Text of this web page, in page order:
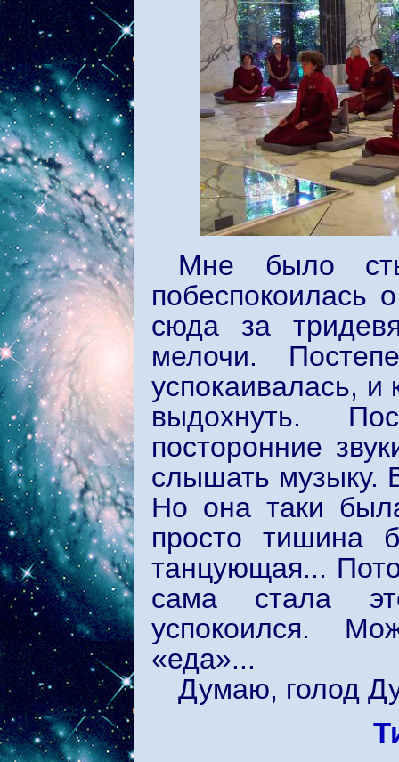
Мне было
побеспокоилась
сюда за
мелочи.
успокаивалась, и
выдохнуть.
посторонние
слышать музыку.
Но она таки
просто тишина
танцующая...
сама стала
успокоился.
«еда»...
Думаю, голод